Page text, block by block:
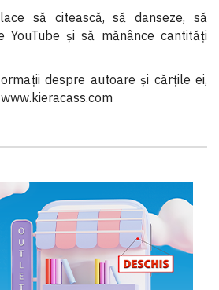
să citească, să danseze, să
YouTube şi să mănânce cantităţi
despre autoare şi cărţile ei,
www.kieracass.com